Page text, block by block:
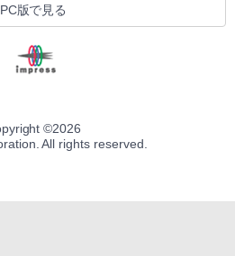
PC版で見る
©2026
All rights reserved.